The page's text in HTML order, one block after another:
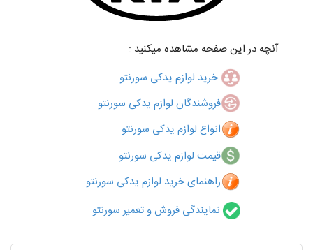
آنچه در این صفحه مشاهده میکنید :
خرید لوازم یدکی سورنتو
فروشندگان لوازم یدکی سورنتو
انواع لوازم یدکی سورنتو
قیمت لوازم یدکی سورنتو
راهنمای خرید لوازم یدکی سورنتو
نمایندگی فروش و تعمیر سورنتو